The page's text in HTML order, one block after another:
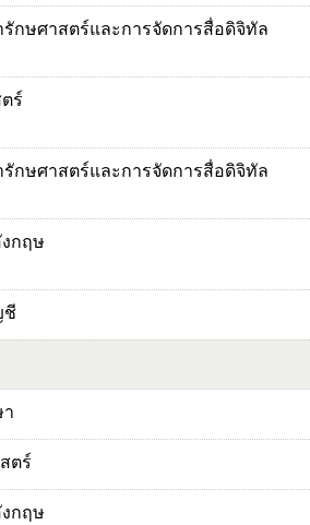
กษศาสตร์และการจัดการสื่อดิจิทัล
ร์
กษศาสตร์และการจัดการสื่อดิจิทัล
กฤษ
ชี
ตร์
กฤษ